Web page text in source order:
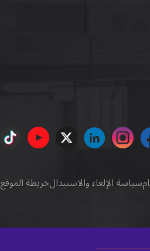
سياسة الإلغاء والاستبدالخريطة الموقع